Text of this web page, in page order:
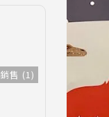
銷售 (1)